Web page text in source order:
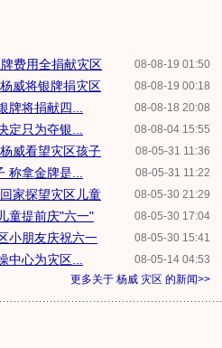
08-08-19 01:50
费用全捐献灾区
08-08-19 00:18
威将银牌捐灾区
08-08-18 20:08
牌将捐献四...
08-08-04 15:55
定只为夺银...
08-05-31 11:36
威看望灾区孩子
08-05-31 11:22
称拿金牌是...
08-05-30 21:29
家探望灾区儿童
08-05-30 17:04
童提前庆"六一"
08-05-30 15:41
小朋友庆祝六一
08-05-14 04:53
中心为灾区...
更多关于 杨威 灾区 的新闻>>